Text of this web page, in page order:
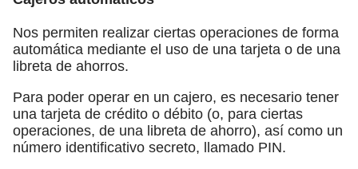
Nos permiten realizar ciertas operaciones de forma
automática mediante el uso de una tarjeta o de una
libreta de ahorros.
Para poder operar en un cajero, es necesario tener
una tarjeta de crédito o débito (o, para ciertas
operaciones, de una libreta de ahorro), así como un
número identificativo secreto, llamado PIN.